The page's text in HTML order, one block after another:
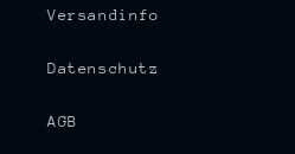
Versandinfo
Datenschutz
AGB